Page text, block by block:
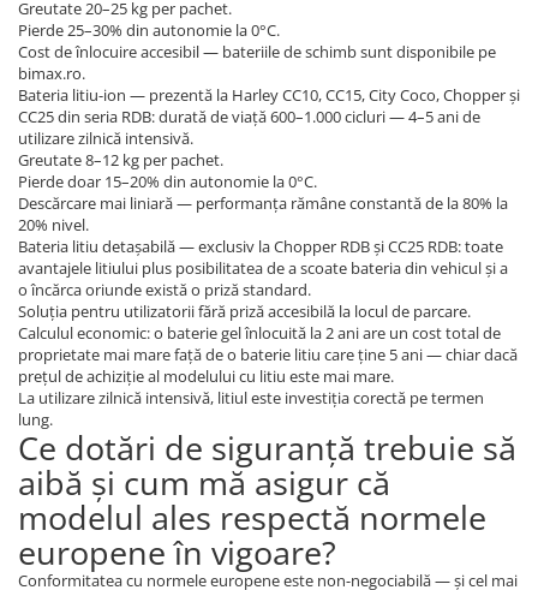
Greutate 20–25 kg per pachet.
Pierde 25–30% din autonomie la 0°C.
Cost de înlocuire accesibil — bateriile de schimb sunt disponibile pe
bimax.ro.
Bateria litiu-ion — prezentă la Harley CC10, CC15, City Coco, Chopper și
CC25 din seria RDB: durată de viață 600–1.000 cicluri — 4–5 ani de
utilizare zilnică intensivă.
Greutate 8–12 kg per pachet.
Pierde doar 15–20% din autonomie la 0°C.
Descărcare mai liniară — performanța rămâne constantă de la 80% la
20% nivel.
Bateria litiu detașabilă — exclusiv la Chopper RDB și CC25 RDB: toate
avantajele litiului plus posibilitatea de a scoate bateria din vehicul și a
o încărca oriunde există o priză standard.
Soluția pentru utilizatorii fără priză accesibilă la locul de parcare.
Calculul economic: o baterie gel înlocuită la 2 ani are un cost total de
proprietate mai mare față de o baterie litiu care ține 5 ani — chiar dacă
prețul de achiziție al modelului cu litiu este mai mare.
La utilizare zilnică intensivă, litiul este investiția corectă pe termen
lung.
Ce dotări de siguranță trebuie să
aibă și cum mă asigur că
modelul ales respectă normele
europene în vigoare?
Conformitatea cu normele europene este non-negociabilă — și cel mai